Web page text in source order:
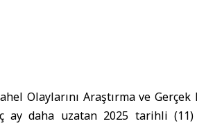
Olaylarını Araştırma ve
ay daha uzatan 2025 tarihli (11)